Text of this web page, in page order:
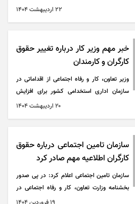
تومان در سال ۱۴۰۲ به ۱۰ میلیون و ۳۹۰ هزار
۲۲ ارديبهشت ۱۴۰۴
خبر مهم وزیر کار درباره تغییر حقوق
کارگران و کارمندان
وزیر تعاون، کار و رفاه اجتماعی از اقداماتی در
سازمان اداری استخدامی کشور برای افزایش
حقوق کارگران و به خصوص کارمندان خبر داد.
۲۰ ارديبهشت ۱۴۰۴
سازمان تامین اجتماعی درباره حقوق
کارگران اطلاعیه مهم صادر کرد
سازمان تامین اجتماعی اعلام کرد: در پی صدور
بخشنامه وزارت تعاون، کار و رفاه اجتماعی در
خصوص تغییر حداقل دستمزد روزانه و سایر